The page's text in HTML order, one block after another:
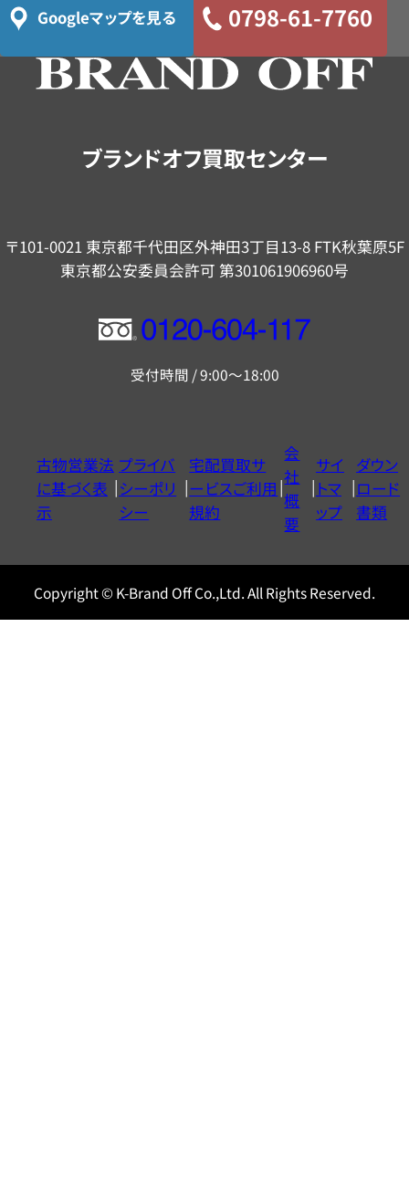
Googleマップを見る 0798-61-7760
ブランドオフ買取センター
〒101-0021 東京都千代田区外神田3丁目13-8 FTK秋葉原5F
東京都公安委員会許可 第301061906960号
フ
ー
ヤ
ル
0120604117
受付時間 / 9:00～18:00
古物営業法
に基づく表
示
プライバ
シーポリ
シー
宅配買取サ
ービスご利用
規約
会
社
概
要
サイ
トマ
ップ
ダウン
ロード
書類
Copyright © K-Brand Off Co.,Ltd. All Rights Reserved.